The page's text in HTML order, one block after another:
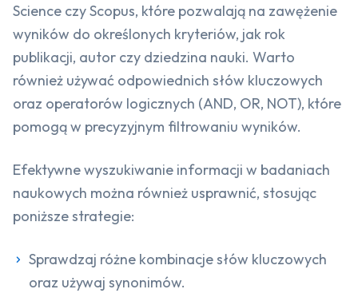
Science czy Scopus, które pozwalają na zawężenie
wyników do określonych kryteriów, jak rok
publikacji, autor czy dziedzina nauki. Warto
również używać odpowiednich słów kluczowych
oraz operatorów logicznych (AND, OR, NOT), które
pomogą w precyzyjnym filtrowaniu wyników.
Efektywne wyszukiwanie informacji w badaniach
naukowych można również usprawnić, stosując
poniższe strategie:
Sprawdzaj różne kombinacje słów kluczowych
oraz używaj synonimów.